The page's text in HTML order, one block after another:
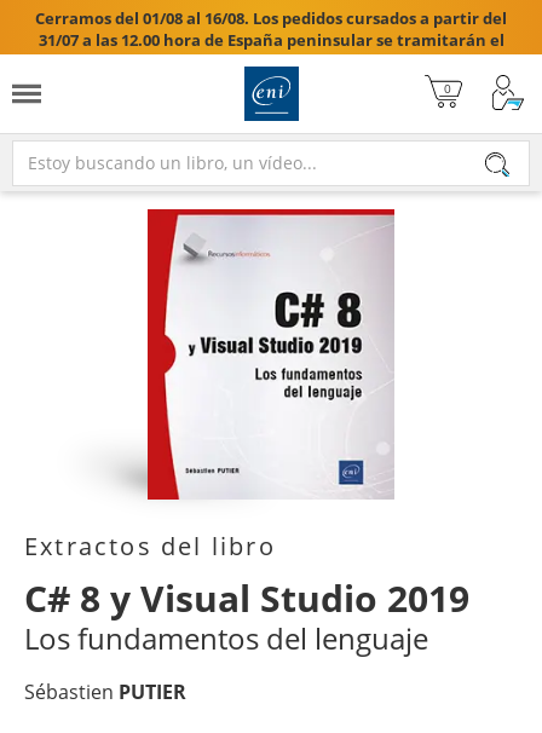
Cerramos del 01/08 al 16/08. Los pedidos cursados a partir del
31/07 a las 12.00 hora de España peninsular se tramitarán el
17/08/2026.

Extractos del libro
C# 8 y Visual Studio 2019
Los fundamentos del lenguaje
Sébastien PUTIER